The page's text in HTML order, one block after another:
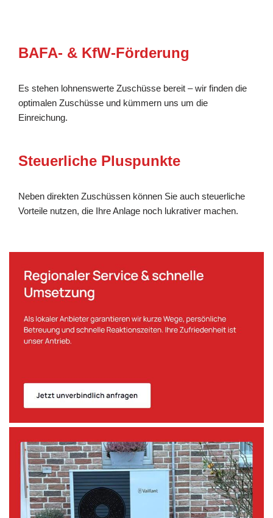
BAFA- & KfW-Förderung
Es stehen lohnenswerte Zuschüsse bereit – wir finden die
optimalen Zuschüsse und kümmern uns um die
Einreichung.
Steuerliche Pluspunkte
Neben direkten Zuschüssen können Sie auch steuerliche
Vorteile nutzen, die Ihre Anlage noch lukrativer machen.